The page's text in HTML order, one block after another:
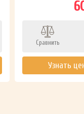
Сравнить
Узнать